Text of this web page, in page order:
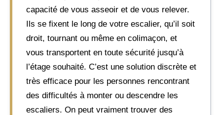
capacité de vous asseoir et de vous relever.
Ils se fixent le long de votre escalier, qu’il soit
droit, tournant ou même en colimaçon, et
vous transportent en toute sécurité jusqu’à
l’étage souhaité. C’est une solution discrète et
très efficace pour les personnes rencontrant
des difficultés à monter ou descendre les
escaliers. On peut vraiment trouver des